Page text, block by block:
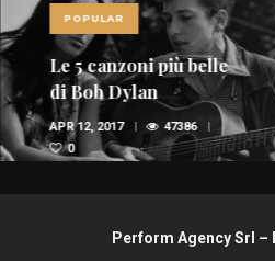
POPULAR
Le 5 canzoni più belle
di Bob Dylan
APR 12, 2017
47386
0
Perform Agency Srl –